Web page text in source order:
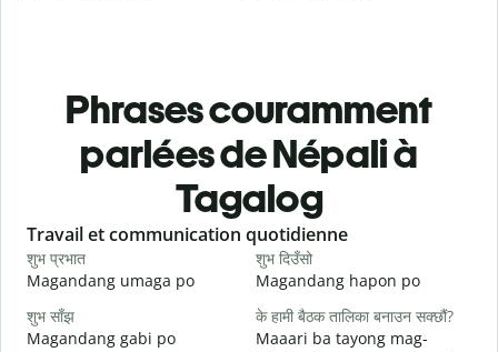
Phrases couramment
parlées de Népali à
Tagalog
Slide 1 of 6
Travail et communication quotidienne
शुभ प्रभात
Magandang umaga po
शुभ दिउँसो
Magandang hapon po
शुभ साँझ
Magandang gabi po
के हामी बैठक तालिका बनाउन सक्छौं?
Maaari ba tayong mag-